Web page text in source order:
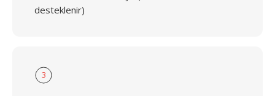
desteklenir)
3